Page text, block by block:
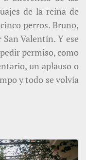
de la reina de
perros. Bruno,
Valentín. Y ese
permiso, como
un aplauso o
y todo se volvía